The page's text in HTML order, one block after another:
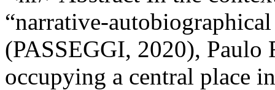
“narrative-
(PASSEGGI, 2020), Paulo
occupying a central place